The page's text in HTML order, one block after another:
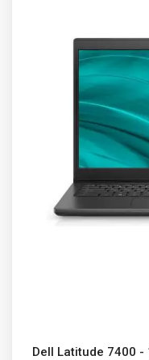
Dell Latitude 7400 -